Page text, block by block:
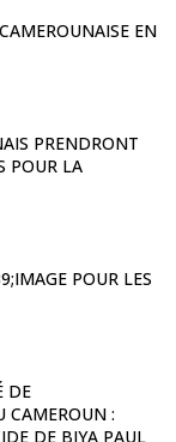
EN
PRENDRONT
POUR LA
POUR LES
DE
CAMEROUN :
DE BIYA PAUL